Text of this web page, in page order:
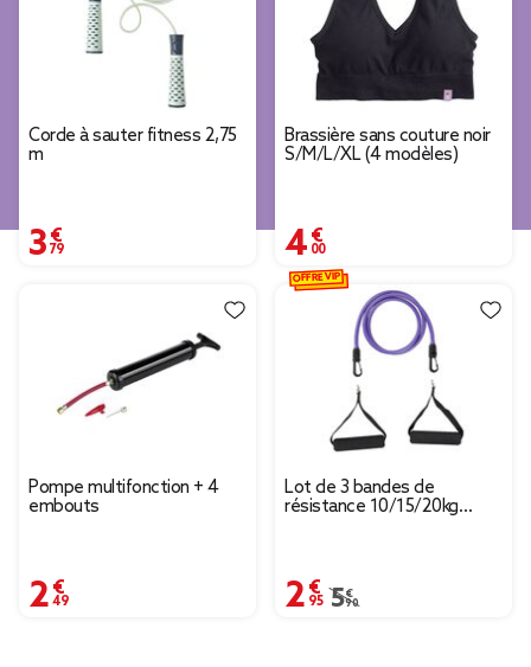
Corde à sauter fitness 2,75
m
3,79 €
Brassière sans couture noir
S/M/L/XL (4 modèles)
4,00 €
Pompe multifonction + 4
embouts
2,49 €
Lot de 3 bandes de
résistance 10/15/20kg
2,95 €
Prix remisé de 5,90 € à
5,90 €
OFFRE VIP